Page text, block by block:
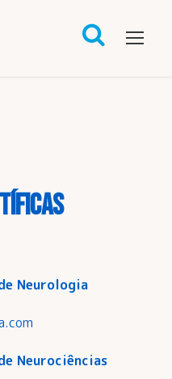
Neurologia
Neurociências